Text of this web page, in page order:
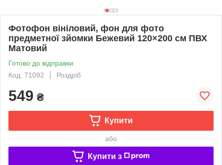
Фотофон вініловий, фон для фото
предметної зйомки Бежевий 120×200 см ПВХ
Матовий
Готово до відправки
Код: 71092
Роздріб
549 ₴
Купити
або
Купити з